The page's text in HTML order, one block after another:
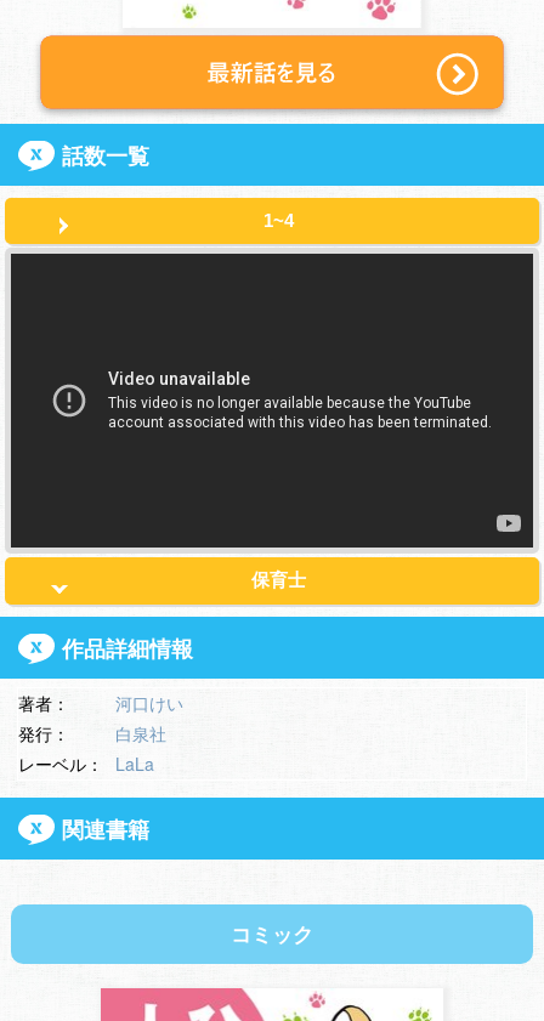
話数一覧
1~4
保育士
作品詳細情報
著者：
河口けい
発行：
白泉社
レーベル：
LaLa
関連書籍
コミック